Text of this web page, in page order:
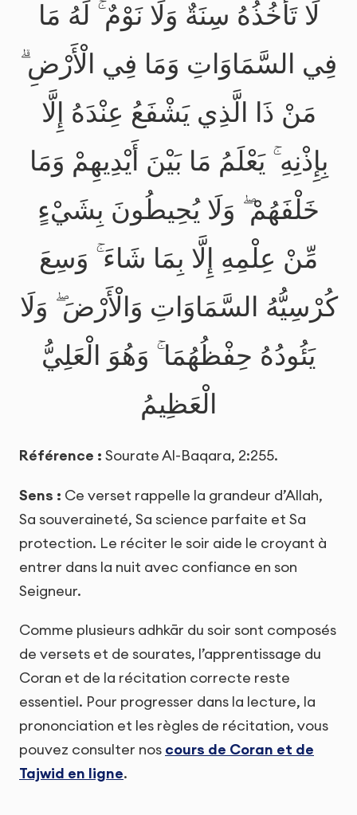
لَا تَأْخُذُهُ سِنَةٌ وَلَا نَوْمٌ ۚ لَهُ مَا
فِي السَّمَاوَاتِ وَمَا فِي الْأَرْضِ ۗ
مَنْ ذَا الَّذِي يَشْفَعُ عِنْدَهُ إِلَّا
بِإِذْنِهِ ۚ يَعْلَمُ مَا بَيْنَ أَيْدِيهِمْ وَمَا
خَلْفَهُمْ ۖ وَلَا يُحِيطُونَ بِشَيْءٍ
مِّنْ عِلْمِهِ إِلَّا بِمَا شَاءَ ۚ وَسِعَ
كُرْسِيُّهُ السَّمَاوَاتِ وَالْأَرْضَ ۖ وَلَا
يَئُودُهُ حِفْظُهُمَا ۚ وَهُوَ الْعَلِيُّ
الْعَظِيمُ
Référence : Sourate Al-Baqara, 2:255.
Sens : Ce verset rappelle la grandeur d’Allah,
Sa souveraineté, Sa science parfaite et Sa
protection. Le réciter le soir aide le croyant à
entrer dans la nuit avec confiance en son
Seigneur.
Comme plusieurs adhkār du soir sont composés
de versets et de sourates, l’apprentissage du
Coran et de la récitation correcte reste
essentiel. Pour progresser dans la lecture, la
prononciation et les règles de récitation, vous
pouvez consulter nos cours de Coran et de
Tajwid en ligne.